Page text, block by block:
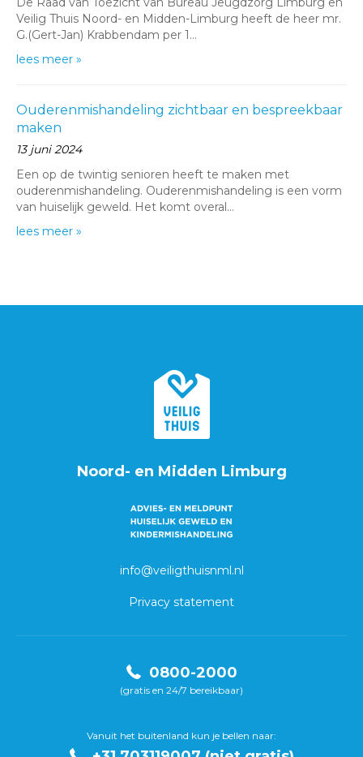
Veilig Thuis Noord- en Midden-Limburg heeft de heer mr.
G.(Gert-Jan) Krabbendam per 1…
lees meer »
Ouderenmishandeling zichtbaar en bespreekbaar
maken
13 juni 2024
Een op de twintig senioren heeft te maken met
ouderenmishandeling. Ouderenmishandeling is een vorm
van huiselijk geweld. Het komt overal…
lees meer »
Noord- en Midden Limburg
info@veiligthuisnml.nl
Privacy statement
0800-2000
(gratis en 24/7 bereikbaar)
Vanuit het buitenland kun je bellen naar: